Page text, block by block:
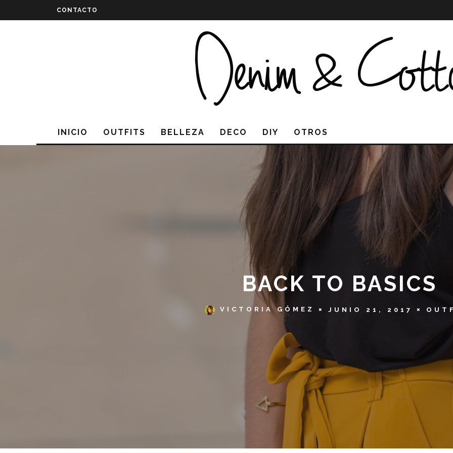
CONTACTO
INICIO OUTFITS BELLEZA DECO DIY OTROS
BACK TO BASICS
VICTORIA GÓMEZ JUNIO 21, 2017